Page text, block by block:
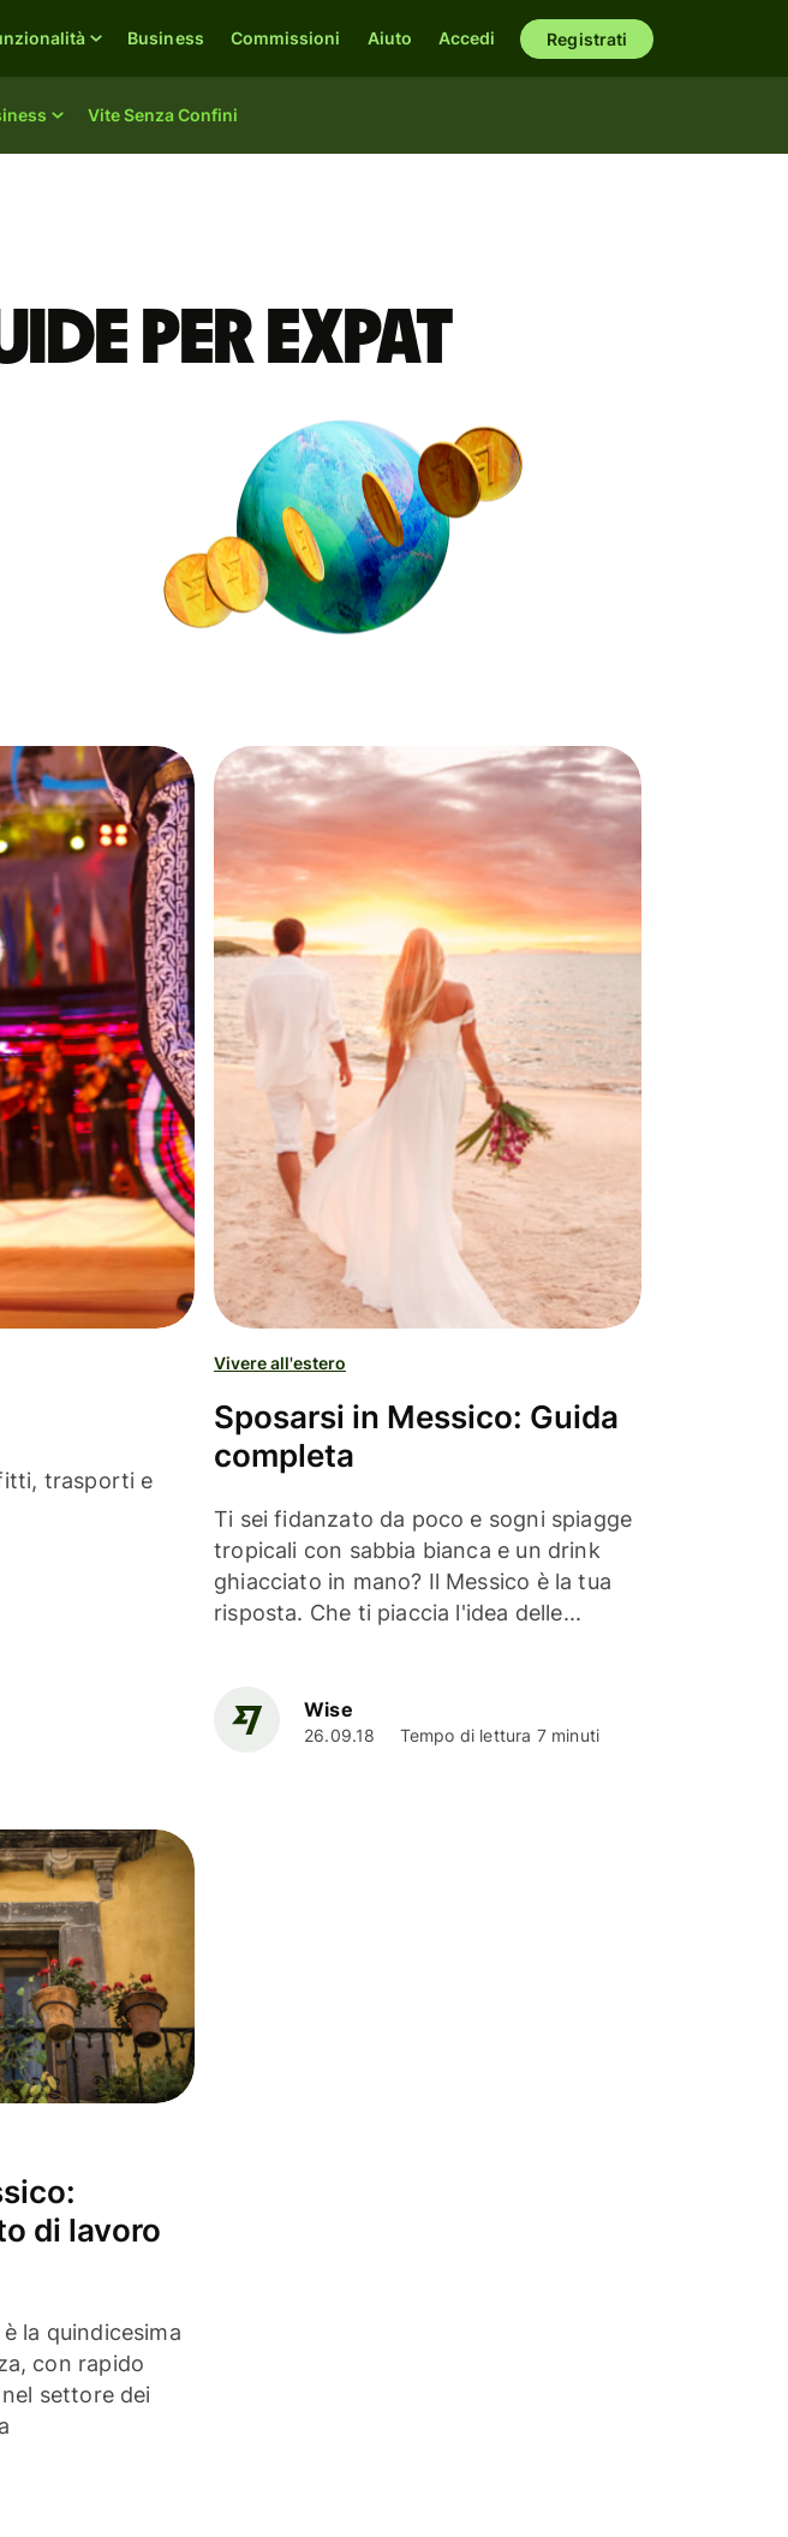
Vite Senza Confini
Business Commissioni Aiuto Accedi Registrati
per expat
trasporti e
Vivere all'estero
Sposarsi in Messico: Guida
completa
Ti sei fidanzato da poco e sogni spiagge
tropicali con sabbia bianca e un drink
ghiacciato in mano? Il Messico è la tua
risposta. Che ti piaccia l'idea delle...
Wise
26.09.18 Tempo di lettura 7 minuti
di lavoro
la quindicesima
con rapido
settore dei